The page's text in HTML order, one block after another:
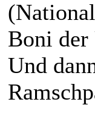
Boni der
Und